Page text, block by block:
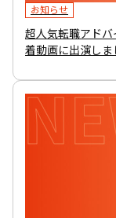
お知らせ
超人気転職アド
着動画に出演しま